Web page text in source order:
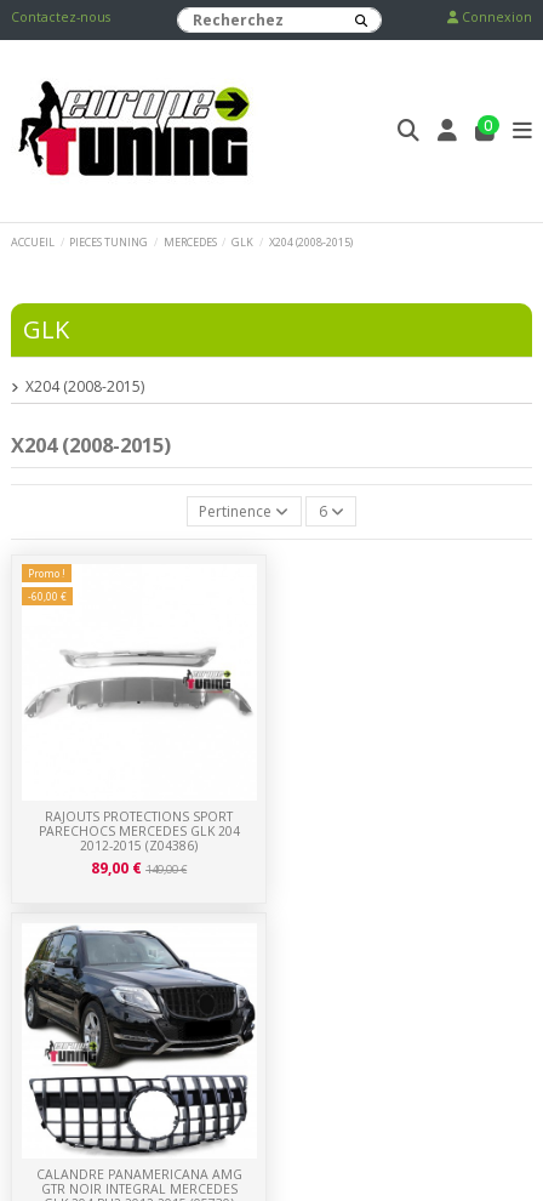
Contactez-nous Connexion
0
ACCUEIL PIECES TUNING MERCEDES GLK X204 (2008-2015)
X204 (2008-2015)
Pertinence 6
CALANDRE PANAMERICANA AMG
GTR NOIR INTEGRAL MERCEDES
Promo !
-60,00 €
RAJOUTS PROTECTIONS SPORT
PARECHOCS MERCEDES GLK 204
2012-2015 (Z04386)
89,00 €149,00 €
GLK
X204 (2008-2015)